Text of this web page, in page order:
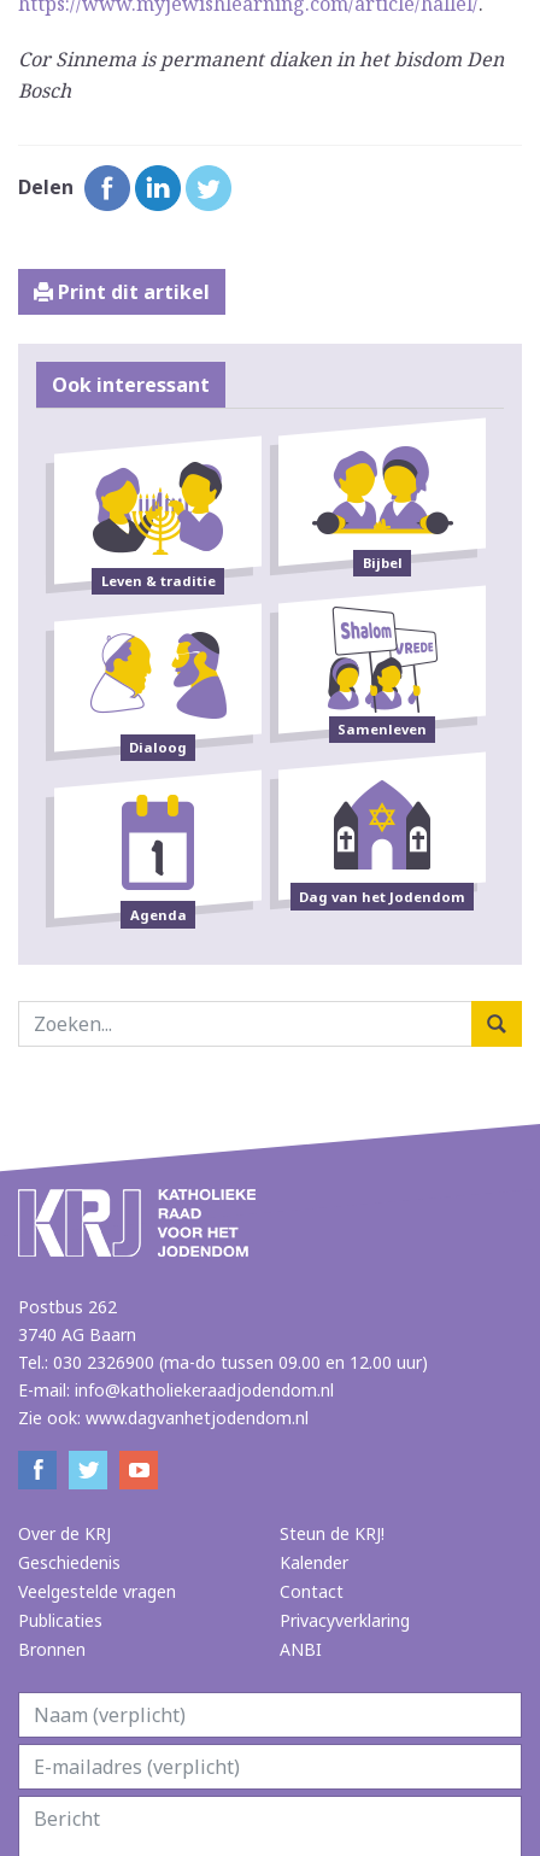
Cor Sinnema is permanent diaken in het bisdom Den
Bosch
Delen
Print dit artikel
Ook interessant
Leven & traditie
Bijbel
Dialoog
Samenleven
Agenda
Dag van het Jodendom
Postbus 262
3740 AG Baarn
Tel.: 030 2326900 (ma-do tussen 09.00 en 12.00 uur)
E-mail: info@katholiekeraadjodendom.nl
Zie ook: www.dagvanhetjodendom.nl
Over de KRJ
Geschiedenis
Veelgestelde vragen
Publicaties
Bronnen
Steun de KRJ!
Kalender
Contact
Privacyverklaring
ANBI